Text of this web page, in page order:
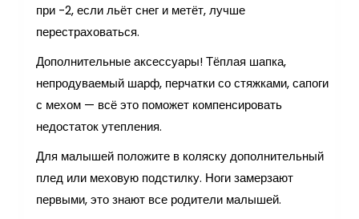
при -2, если льёт снег и метёт, лучше
перестраховаться.
Дополнительные аксессуары! Тёплая шапка,
непродуваемый шарф, перчатки со стяжками, сапоги
с мехом — всё это поможет компенсировать
недостаток утепления.
Для малышей положите в коляску дополнительный
плед или меховую подстилку. Ноги замерзают
первыми, это знают все родители малышей.